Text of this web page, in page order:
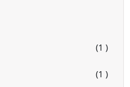
(1 )
(1 )